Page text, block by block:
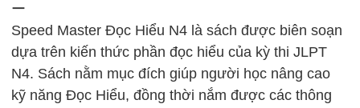
ー
Speed Master Đọc Hiểu N4 là sách được biên soạn
dựa trên kiến thức phần đọc hiểu của kỳ thi JLPT
N4. Sách nằm mục đích giúp người học nâng cao
kỹ năng Đọc Hiểu, đồng thời nắm được các thông